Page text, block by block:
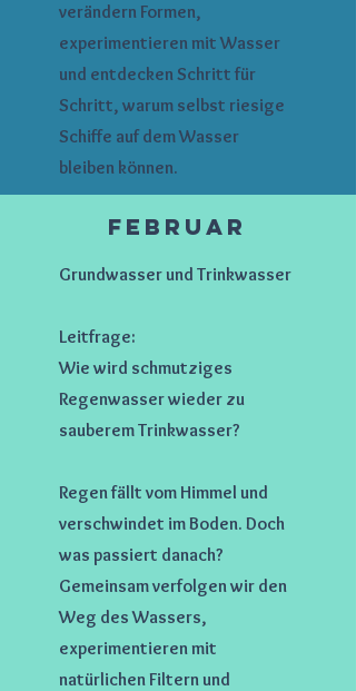
verändern Formen,
experimentieren mit Wasser
und entdecken Schritt für
Schritt, warum selbst riesige
Schiffe auf dem Wasser
bleiben können.
Februar
Grundwasser und Trinkwasser
Leitfrage:
Wie wird schmutziges
Regenwasser wieder zu
sauberem Trinkwasser?
Regen fällt vom Himmel und
verschwindet im Boden. Doch
was passiert danach?
Gemeinsam verfolgen wir den
Weg des Wassers,
experimentieren mit
natürlichen Filtern und